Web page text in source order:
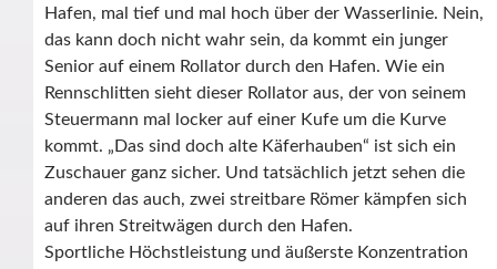
Hafen, mal tief und mal hoch über der Wasserlinie. Nein,
das kann doch nicht wahr sein, da kommt ein junger
Senior auf einem Rollator durch den Hafen. Wie ein
Rennschlitten sieht dieser Rollator aus, der von seinem
Steuermann mal locker auf einer Kufe um die Kurve
kommt. „Das sind doch alte Käferhauben“ ist sich ein
Zuschauer ganz sicher. Und tatsächlich jetzt sehen die
anderen das auch, zwei streitbare Römer kämpfen sich
auf ihren Streitwägen durch den Hafen.
Sportliche Höchstleistung und äußerste Konzentration